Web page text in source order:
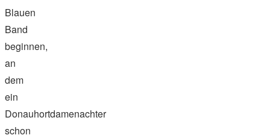
Blauen
Band
beginnen,
an
dem
ein
Donauhortdamenachter
schon